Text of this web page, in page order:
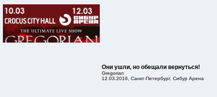
Они ушли, но обещали вернуться!
Gregorian
12.03.2016, Санкт-Петербург, Сибур Арена